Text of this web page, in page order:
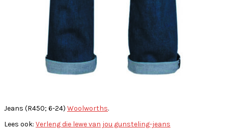
Jeans (R450; 6-24) Woolworths.
Lees ook: Verleng die lewe van jou gunsteling-jeans